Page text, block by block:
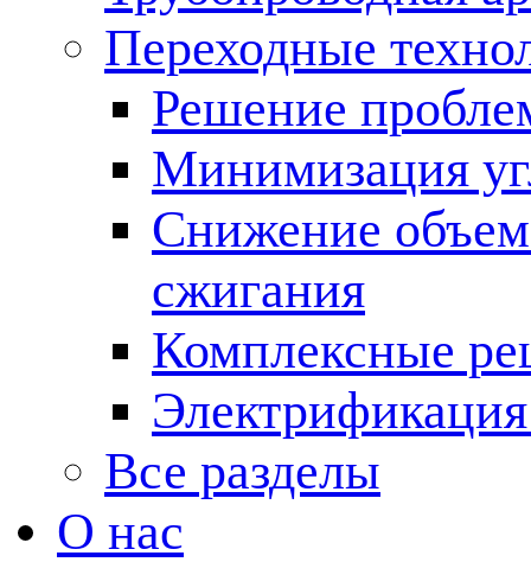
Переходные
Решение
Минимизация
Снижение
сжигания
Комплексные
Все разделы
О нас